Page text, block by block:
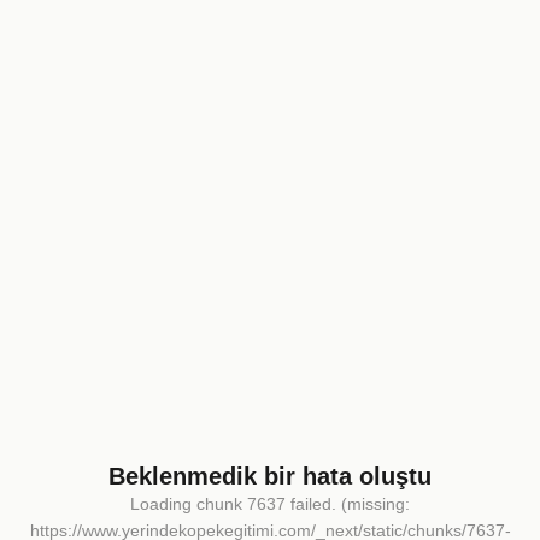
Beklenmedik bir hata oluştu
Loading chunk 7637 failed. (missing:
https://www.yerindekopekegitimi.com/_next/static/chunks/7637-